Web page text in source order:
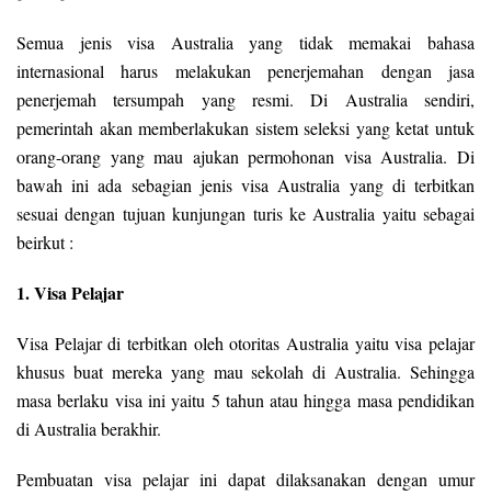
Semua jenis visa Australia yang tidak memakai bahasa
internasional harus melakukan penerjemahan dengan jasa
penerjemah tersumpah yang resmi. Di Australia sendiri,
pemerintah akan memberlakukan sistem seleksi yang ketat untuk
orang-orang yang mau ajukan permohonan visa Australia. Di
bawah ini ada sebagian jenis visa Australia yang di terbitkan
sesuai dengan tujuan kunjungan turis ke Australia yaitu sebagai
beirkut :
1. Visa Pelajar
Visa Pelajar di terbitkan oleh otoritas Australia yaitu visa pelajar
khusus buat mereka yang mau sekolah di Australia. Sehingga
masa berlaku visa ini yaitu 5 tahun atau hingga masa pendidikan
di Australia berakhir.
Pembuatan visa pelajar ini dapat dilaksanakan dengan umur